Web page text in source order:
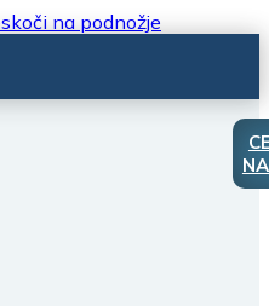
na podnožje